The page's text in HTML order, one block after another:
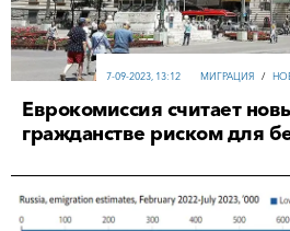
МИГРАЦИЯ /
7-09-2023, 13:12
Еврокомиссия считает
гражданстве риском для